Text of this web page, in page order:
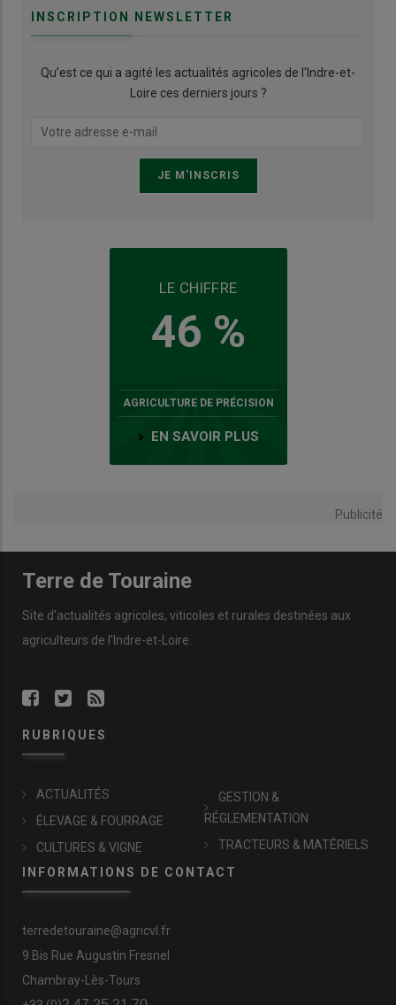
INSCRIPTION NEWSLETTER
Qu’est ce qui a agité les actualités agricoles de l'Indre-et-
Loire ces derniers jours ?
LE CHIFFRE
46 %
AGRICULTURE DE PRÉCISION
EN SAVOIR PLUS
Publicité
Terre de Touraine
Site d'actualités agricoles, viticoles et rurales destinées aux
agriculteurs de l'Indre-et-Loire.
RUBRIQUES
ACTUALITÉS
ÉLEVAGE & FOURRAGE
CULTURES & VIGNE
GESTION &
RÉGLEMENTATION
TRACTEURS & MATÉRIELS
INFORMATIONS DE CONTACT
terredetouraine@agricvl.fr
9 Bis Rue Augustin Fresnel
Chambray-Lès-Tours